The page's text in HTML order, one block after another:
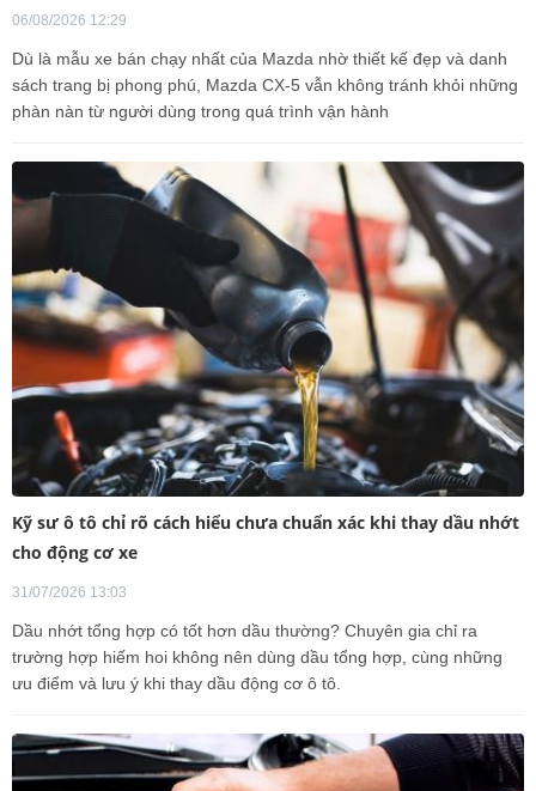
06/08/2026 12:29
Dù là mẫu xe bán chạy nhất của Mazda nhờ thiết kế đẹp và danh
sách trang bị phong phú, Mazda CX-5 vẫn không tránh khỏi những
phàn nàn từ người dùng trong quá trình vận hành
Kỹ sư ô tô chỉ rõ cách hiểu chưa chuẩn xác khi thay dầu nhớt
cho động cơ xe
31/07/2026 13:03
Dầu nhớt tổng hợp có tốt hơn dầu thường? Chuyên gia chỉ ra
trường hợp hiếm hoi không nên dùng dầu tổng hợp, cùng những
ưu điểm và lưu ý khi thay dầu động cơ ô tô.